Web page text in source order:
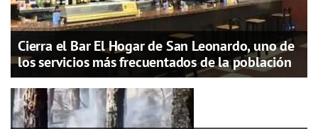
Cierra el Bar El Hogar de San Leonardo, uno de
los servicios más frecuentados de la población